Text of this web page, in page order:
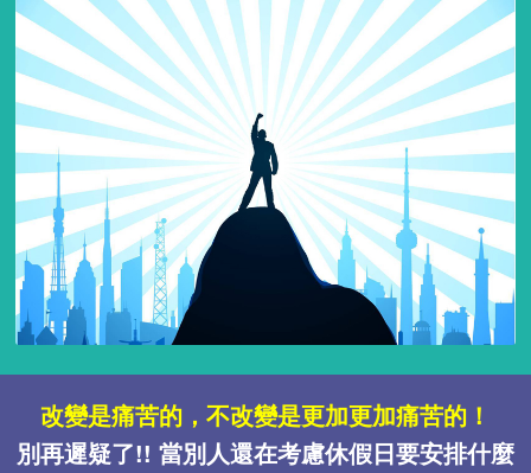
改變是痛苦的，不改變是更加更加痛苦的！
別再遲疑了!! 當別人還在考慮休假日要安排什麼